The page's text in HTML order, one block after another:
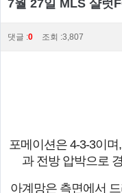
7월 27일 MLS 샬럿
댓글 :0 조회 :3,807
포메이션은 4-3-3이
과 전방 압박으로
아계망은 측면에서